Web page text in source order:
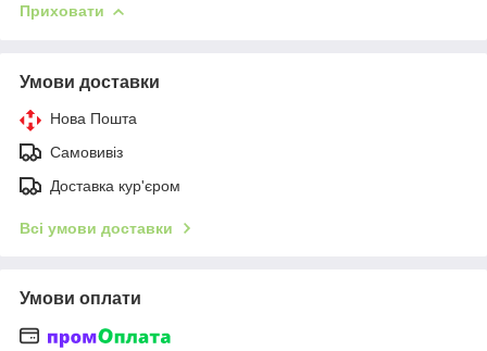
Приховати
Умови доставки
Нова Пошта
Самовивіз
Доставка кур'єром
Всі умови доставки
Умови оплати